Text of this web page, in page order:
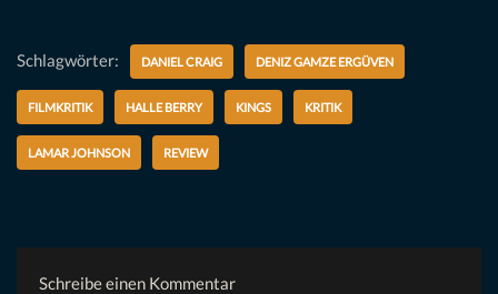
Schlagwörter: DANIEL CRAIG DENIZ GAMZE ERGÜVEN
FILMKRITIK HALLE BERRY KINGS KRITIK
LAMAR JOHNSON REVIEW
Schreibe einen Kommentar